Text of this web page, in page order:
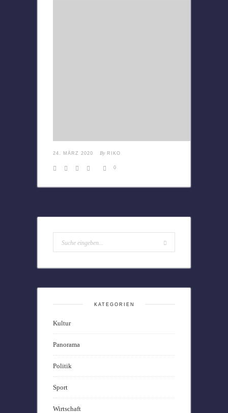
24. MÄRZ 2020 By RIKO
0
KATEGORIEN
Kultur
Panorama
Politik
Sport
Wirtschaft